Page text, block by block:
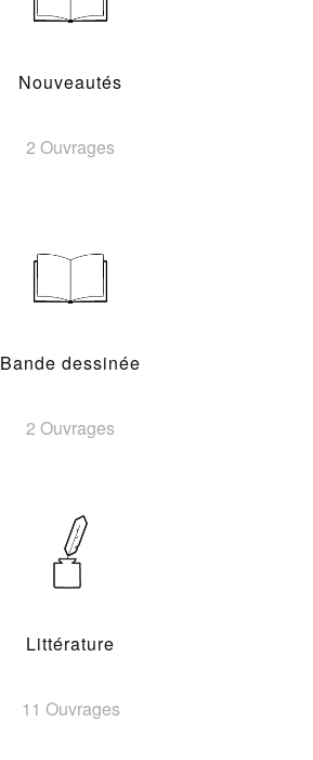
Nouveautés
2 Ouvrages
Bande dessinée
2 Ouvrages
Littérature
11 Ouvrages